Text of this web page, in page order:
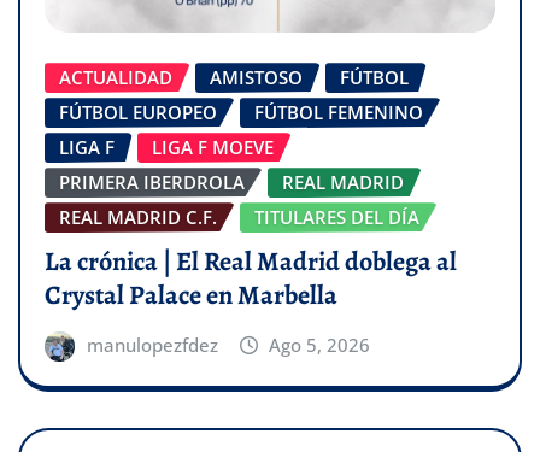
ACTUALIDAD AMISTOSO
FÚTBOL
FÚTBOL EUROPEO
FÚTBOL FEMENINO
LIGA F
LIGA F MOEVE
PRIMERA IBERDROLA
REAL MADRID
REAL MADRID C.F.
TITULARES DEL DÍA
La crónica | El Real Madrid doblega al
Crystal Palace en Marbella
manulopezfdez Ago 5, 2026